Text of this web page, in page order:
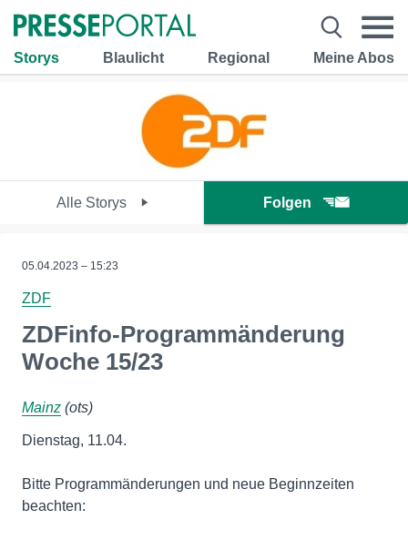
Storys Blaulicht Regional Meine Abos
Alle Storys Folgen
05.04.2023 – 15:23
ZDF
ZDFinfo-Programmänderung
Woche 15/23
Mainz (ots)
Dienstag, 11.04.
Bitte Programmänderungen und neue Beginnzeiten
beachten: